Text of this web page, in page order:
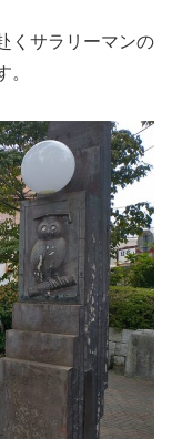
くサラリーマンの
。